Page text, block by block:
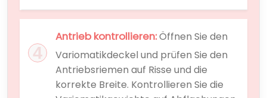
Antrieb kontrollieren:Öffnen Sie den
Variomatikdeckel und prüfen Sie den
Antriebsriemen auf Risse und die
korrekte Breite. Kontrollieren Sie die